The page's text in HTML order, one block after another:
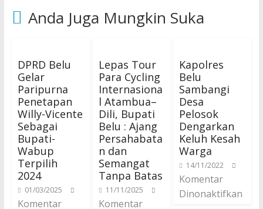
Anda Juga Mungkin Suka
DPRD Belu
Gelar
Paripurna
Penetapan
Willy-Vicente
Sebagai
Bupati-
Wabup
Terpilih
2024
01/03/2025
Komentar
Lepas Tour
Para Cycling
Internasiona
l Atambua–
Dili, Bupati
Belu : Ajang
Persahabata
n dan
Semangat
Tanpa Batas
11/11/2025
Komentar
Kapolres
Belu
Sambangi
Desa
Pelosok
Dengarkan
Keluh Kesah
Warga
14/11/2022
Komentar
Dinonaktifkan